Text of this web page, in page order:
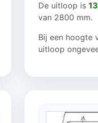
De uitloop is
van 2800 mm.
Bij een hoogte
uitloop